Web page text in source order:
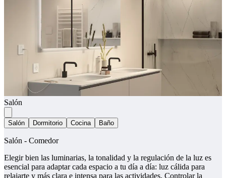
Salón
Salón Dormitorio Cocina Baño
Salón - Comedor
Elegir bien las luminarias, la tonalidad y la regulación de la luz es
esencial para adaptar cada espacio a tu día a día: luz cálida para
relajarte y más clara e intensa para las actividades. Controlar la